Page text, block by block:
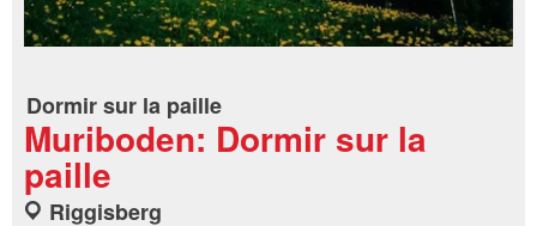
Dormir sur la paille
Muriboden: Dormir sur la
paille
Riggisberg